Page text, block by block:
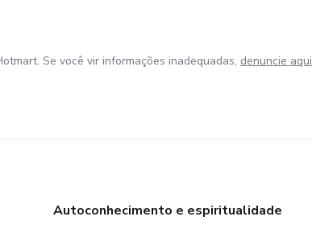
Se você vir informações inadequadas, denuncie aqui
Autoconhecimento e espiritualidade